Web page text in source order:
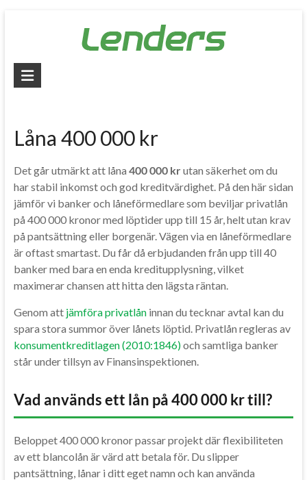
Lenders
Jämför
alla
lån
Jämför
billiga
lån
och
låna
pengar
Låna 400 000 kr
Det går utmärkt att låna 400 000 krutan säkerhet om du
har stabil inkomst och god kreditvärdighet. På den här sidan
jämför vi banker och låneförmedlare som beviljar privatlån
på 400 000 kronor med löptider upp till 15 år, helt utan krav
på pantsättning eller borgenär. Vägen via en låneförmedlare
är oftast smartast. Du får då erbjudanden från upp till 40
banker med bara en enda kreditupplysning, vilket
maximerar chansen att hitta den lägsta räntan.
Genom att jämföra privatlåninnan du tecknar avtal kan du
spara stora summor över lånets löptid. Privatlån regleras av
konsumentkreditlagen (2010:1846)och samtliga banker
står under tillsyn av Finansinspektionen.
Vad används ett lån på 400 000 kr till?
Beloppet 400 000 kronor passar projekt där flexibiliteten
av ett blancolån är värd att betala för. Du slipper
pantsättning, lånar i ditt eget namn och kan använda